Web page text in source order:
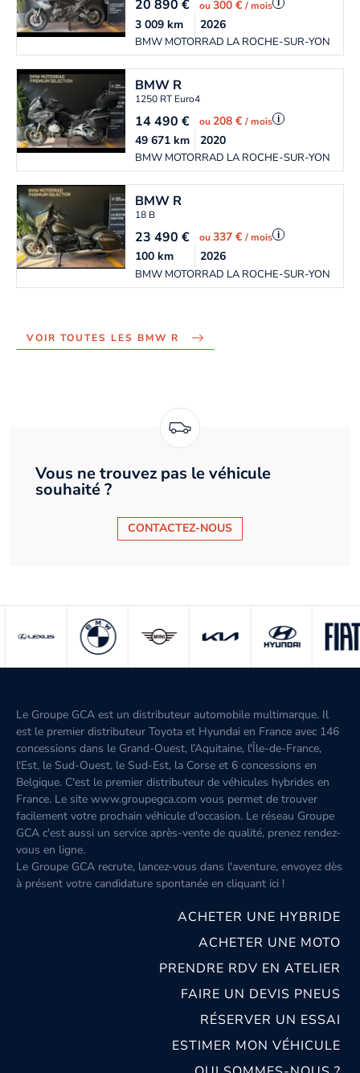
20 890€ ou300 €/ mois i
BMW MOTORRAD LA ROCHE-SUR-YON
3 009km 2026
BMW R
1250 RT Euro4
14 490€ ou208 €/ mois i
BMW MOTORRAD LA ROCHE-SUR-YON
49 671km 2020
BMW R
18 B
23 490€ ou337 €/ mois i
BMW MOTORRAD LA ROCHE-SUR-YON
100km 2026
VOIR TOUTES LES BMW R
Vous ne trouvez pas le véhicule
souhaité ?
CONTACTEZ-NOUS
Le Groupe GCA est un distributeur automobile multimarque. Il
est le premier distributeur Toyota et Hyundai en France avec 146
concessions dans le Grand-Ouest, l’Aquitaine, l'Île-de-France,
l'Est, le Sud-Ouest, le Sud-Est, la Corse et 6 concessions en
Belgique. C'est le premier distributeur de véhicules hybrides en
France. Le site www.groupegca.com vous permet de trouver
facilement votre prochain véhicule d'occasion. Le réseau Groupe
GCA c'est aussi un service après-vente de qualité, prenez rendez-
vous en ligne.
Le Groupe GCA recrute, lancez-vous dans l'aventure, envoyez dès
à présent votre candidature spontanée en cliquant ici !
ACHETER UNE HYBRIDE
ACHETER UNE MOTO
PRENDRE RDV EN ATELIER
FAIRE UN DEVIS PNEUS
RÉSERVER UN ESSAI
ESTIMER MON VÉHICULE